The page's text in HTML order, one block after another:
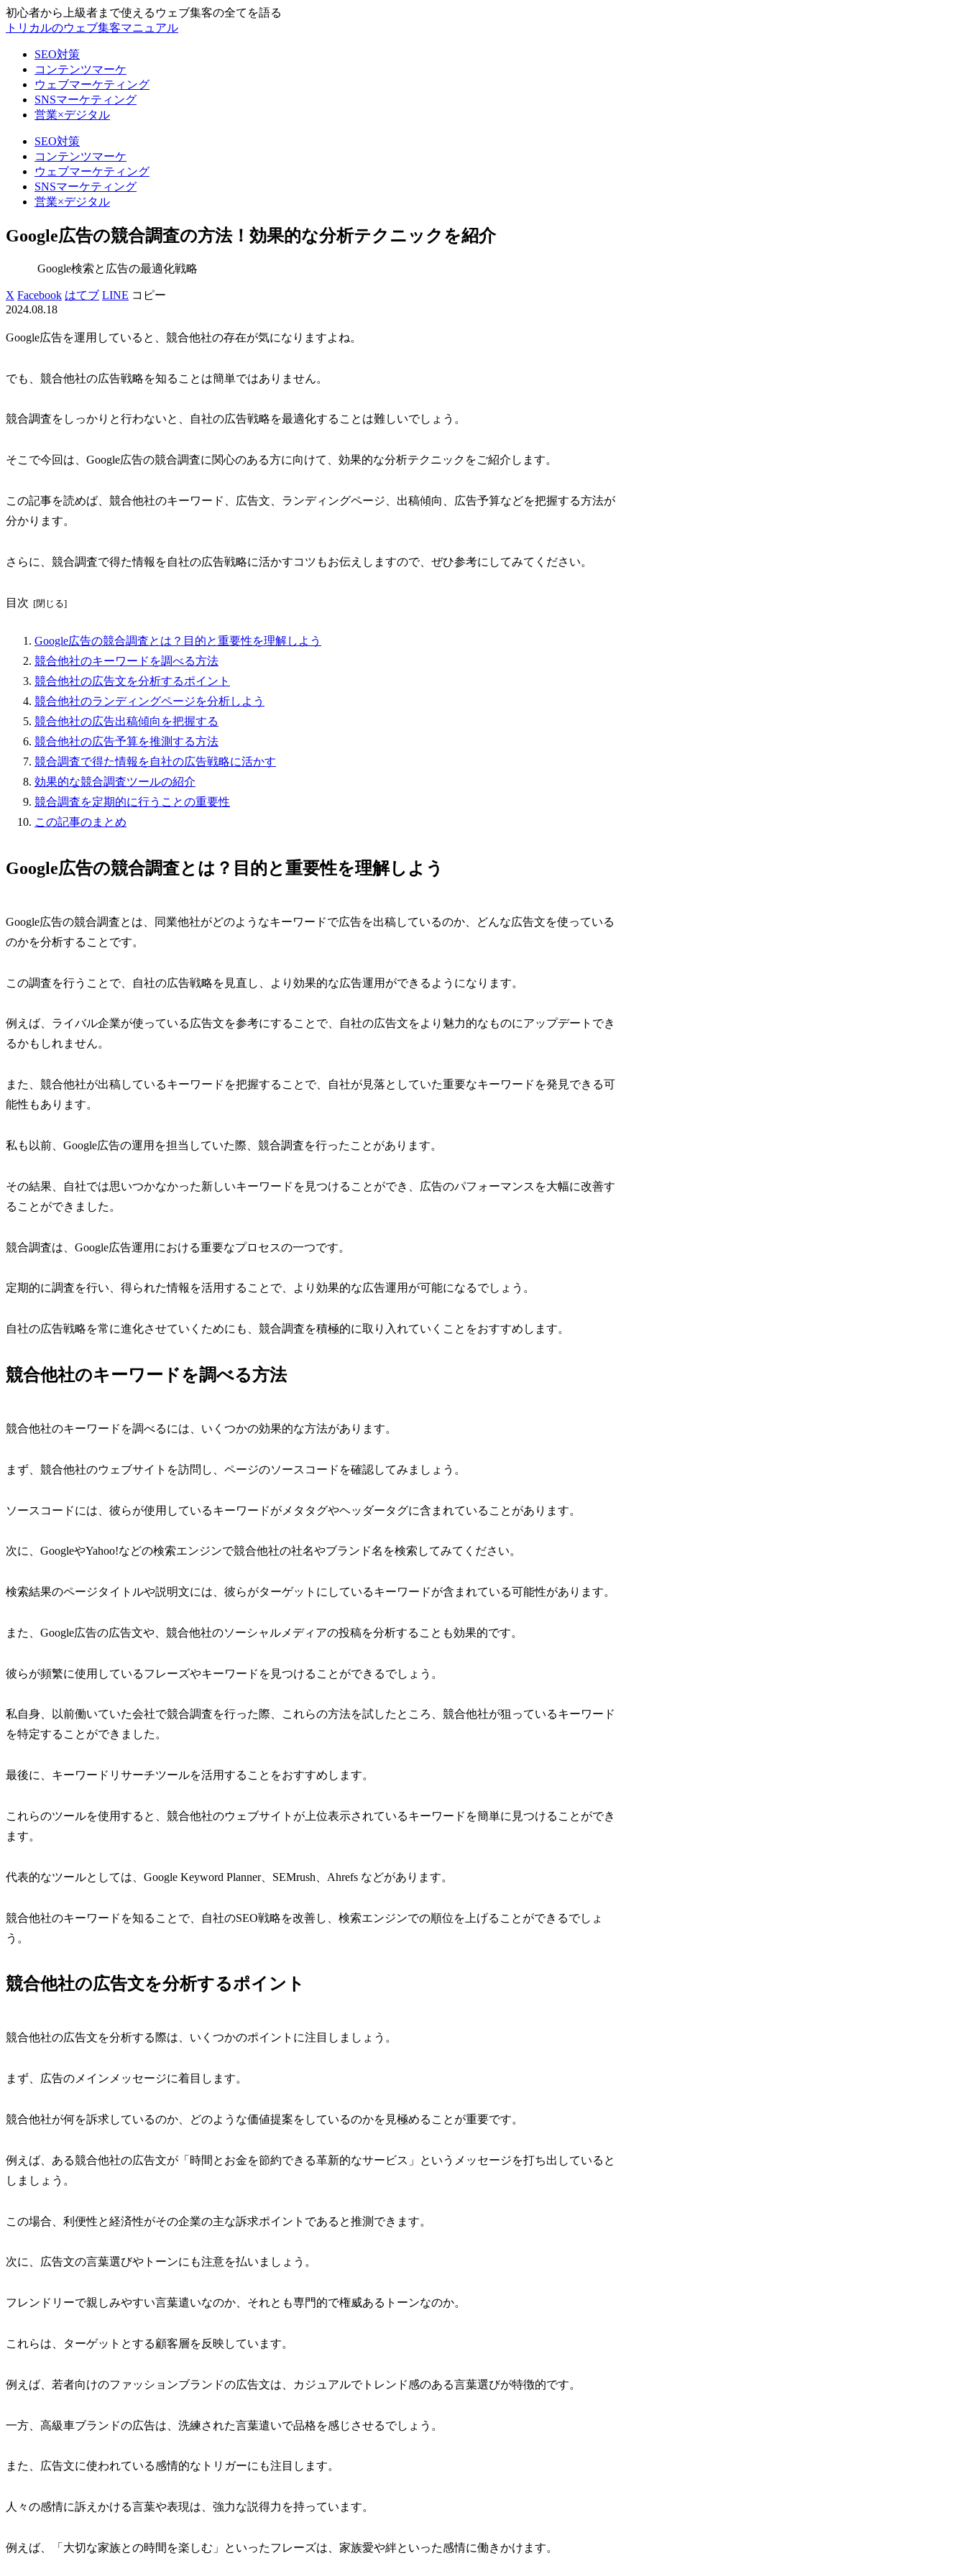
初心者から上級者まで使えるウェブ集客の全てを語る
トリカルのウェブ集客マニュアル
SEO対策
コンテンツマーケ
ウェブマーケティング
SNSマーケティング
営業×デジタル
SEO対策
コンテンツマーケ
ウェブマーケティング
SNSマーケティング
営業×デジタル
Google広告の競合調査の方法！効果的な分析テクニックを紹介
Google検索と広告の最適化戦略
X Facebook はてブ LINE コピー
2024.08.18
Google広告を運用していると、競合他社の存在が気になりますよね。
でも、競合他社の広告戦略を知ることは簡単ではありません。
競合調査をしっかりと行わないと、自社の広告戦略を最適化することは難しいでしょう。
そこで今回は、Google広告の競合調査に関心のある方に向けて、効果的な分析テクニックをご紹介します。
この記事を読めば、競合他社のキーワード、広告文、ランディングページ、出稿傾向、広告予算などを把握する方法が
分かります。
さらに、競合調査で得た情報を自社の広告戦略に活かすコツもお伝えしますので、ぜひ参考にしてみてください。
目次
Google広告の競合調査とは？目的と重要性を理解しよう
競合他社のキーワードを調べる方法
競合他社の広告文を分析するポイント
競合他社のランディングページを分析しよう
競合他社の広告出稿傾向を把握する
競合他社の広告予算を推測する方法
競合調査で得た情報を自社の広告戦略に活かす
効果的な競合調査ツールの紹介
競合調査を定期的に行うことの重要性
この記事のまとめ
Google広告の競合調査とは？目的と重要性を理解しよう
Google広告の競合調査とは、同業他社がどのようなキーワードで広告を出稿しているのか、どんな広告文を使っている
のかを分析することです。
この調査を行うことで、自社の広告戦略を見直し、より効果的な広告運用ができるようになります。
例えば、ライバル企業が使っている広告文を参考にすることで、自社の広告文をより魅力的なものにアップデートでき
るかもしれません。
また、競合他社が出稿しているキーワードを把握することで、自社が見落としていた重要なキーワードを発見できる可
能性もあります。
私も以前、Google広告の運用を担当していた際、競合調査を行ったことがあります。
その結果、自社では思いつかなかった新しいキーワードを見つけることができ、広告のパフォーマンスを大幅に改善す
ることができました。
競合調査は、Google広告運用における重要なプロセスの一つです。
定期的に調査を行い、得られた情報を活用することで、より効果的な広告運用が可能になるでしょう。
自社の広告戦略を常に進化させていくためにも、競合調査を積極的に取り入れていくことをおすすめします。
競合他社のキーワードを調べる方法
競合他社のキーワードを調べるには、いくつかの効果的な方法があります。
まず、競合他社のウェブサイトを訪問し、ページのソースコードを確認してみましょう。
ソースコードには、彼らが使用しているキーワードがメタタグやヘッダータグに含まれていることがあります。
次に、GoogleやYahoo!などの検索エンジンで競合他社の社名やブランド名を検索してみてください。
検索結果のページタイトルや説明文には、彼らがターゲットにしているキーワードが含まれている可能性があります。
また、Google広告の広告文や、競合他社のソーシャルメディアの投稿を分析することも効果的です。
彼らが頻繁に使用しているフレーズやキーワードを見つけることができるでしょう。
私自身、以前働いていた会社で競合調査を行った際、これらの方法を試したところ、競合他社が狙っているキーワード
を特定することができました。
最後に、キーワードリサーチツールを活用することをおすすめします。
これらのツールを使用すると、競合他社のウェブサイトが上位表示されているキーワードを簡単に見つけることができ
ます。
代表的なツールとしては、Google Keyword Planner、SEMrush、Ahrefs などがあります。
競合他社のキーワードを知ることで、自社のSEO戦略を改善し、検索エンジンでの順位を上げることができるでしょ
う。
競合他社の広告文を分析するポイント
競合他社の広告文を分析する際は、いくつかのポイントに注目しましょう。
まず、広告のメインメッセージに着目します。
競合他社が何を訴求しているのか、どのような価値提案をしているのかを見極めることが重要です。
例えば、ある競合他社の広告文が「時間とお金を節約できる革新的なサービス」というメッセージを打ち出していると
しましょう。
この場合、利便性と経済性がその企業の主な訴求ポイントであると推測できます。
次に、広告文の言葉選びやトーンにも注意を払いましょう。
フレンドリーで親しみやすい言葉遣いなのか、それとも専門的で権威あるトーンなのか。
これらは、ターゲットとする顧客層を反映しています。
例えば、若者向けのファッションブランドの広告文は、カジュアルでトレンド感のある言葉選びが特徴的です。
一方、高級車ブランドの広告は、洗練された言葉遣いで品格を感じさせるでしょう。
また、広告文に使われている感情的なトリガーにも注目します。
人々の感情に訴えかける言葉や表現は、強力な説得力を持っています。
例えば、「大切な家族との時間を楽しむ」といったフレーズは、家族愛や絆といった感情に働きかけます。